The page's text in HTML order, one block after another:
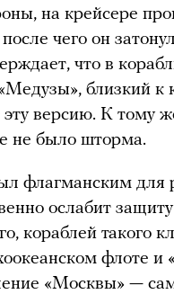
на крейсере
чего он
что в
близкий
версию. К тому
не было шторма.
флагманским для
ослабит
кораблей такого
флоте и
«Москвы» —